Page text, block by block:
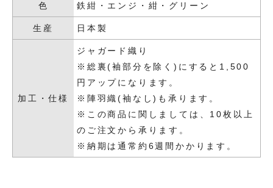
色 鉄紺・エンジ・紺・グリーン
生産 日本製
加工・仕様
ジャガード織り
※総裏(袖部分を除く)にすると1,500
円アップになります。
※陣羽織(袖なし)も承ります。
※この商品に関しましては、10枚以上
のご注文から承ります。
※納期は通常約6週間かかります。